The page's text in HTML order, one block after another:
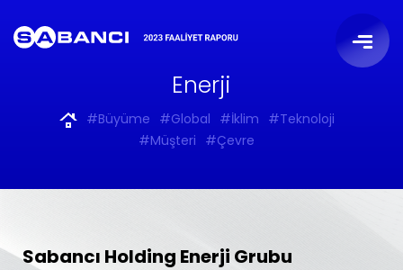
Enerji
#Büyüme #Global #İklim #Teknoloji
#Müşteri #Çevre
Sabancı Holding Enerji Grubu